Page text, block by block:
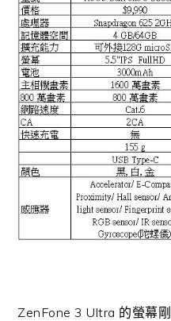
ZenFone 3 Ultra 的螢幕